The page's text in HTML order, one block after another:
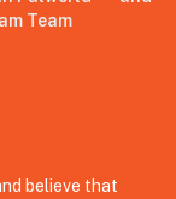
Team
believe that